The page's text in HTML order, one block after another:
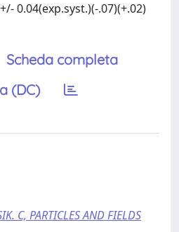
0.04(exp.syst.)(-.07)(+.02)
Scheda completa
(DC)
C, PARTICLES AND FIELDS